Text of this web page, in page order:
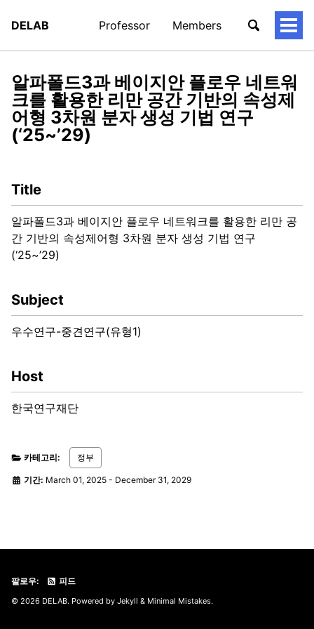
DELAB Professor Members
토
뉴
알파폴드3과 베이지안 플로우 네트워
크를 활용한 리만 공간 기반의 속성제
어형 3차원 분자 생성 기법 연구
(‘25~’29)
Title
알파폴드3과 베이지안 플로우 네트워크를 활용한 리만 공
간 기반의 속성제어형 3차원 분자 생성 기법 연구
(‘25~’29)
Subject
우수연구-중견연구(유형1)
Host
한국연구재단
카테고리: 정부
기간: March 01, 2025 - December 31, 2029
팔로우: 피드
© 2026 DELAB. Powered by Jekyll & Minimal Mistakes.